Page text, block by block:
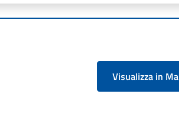
Visualizza in